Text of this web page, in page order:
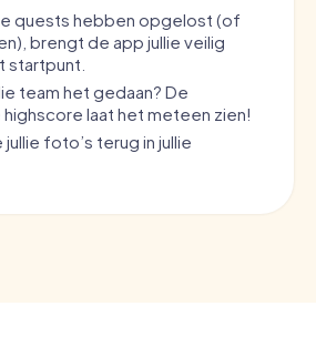
quests hebben opgelost (of
brengt de app jullie veilig
startpunt.
team het gedaan? De
laat het meteen zien!
jullie foto’s terug in jullie